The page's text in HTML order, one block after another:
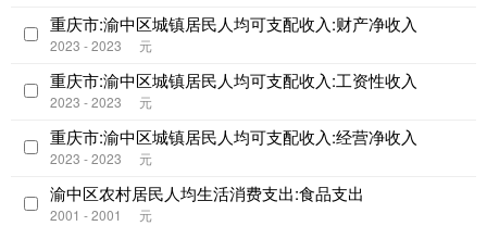
重庆市:渝中区城镇居民人均可支配收入:财产净收入
2023 - 2023 元
重庆市:渝中区城镇居民人均可支配收入:工资性收入
2023 - 2023 元
重庆市:渝中区城镇居民人均可支配收入:经营净收入
2023 - 2023 元
渝中区农村居民人均生活消费支出:食品支出
2001 - 2001 元